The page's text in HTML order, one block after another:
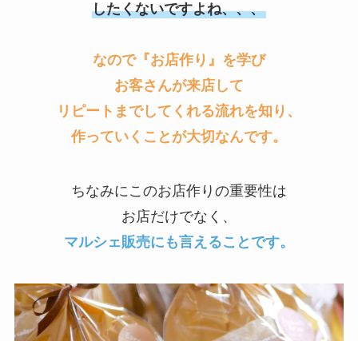
したくないですよね、、、
なので『お店作り』を学び
お客さんが来店して
リピートまでしてくれる流れを知り、
作っていくことが大切なんです。
ちなみにこのお店作りの重要性は
お店だけでなく、
マルシェ販売にも言えることです。